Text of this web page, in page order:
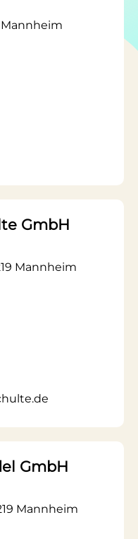
Mannheim
GmbH
Mannheim
GmbH
Mannheim